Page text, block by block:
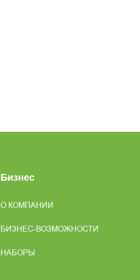
Бизнес
О КОМПАНИИ
БИЗНЕС-ВОЗМОЖНОСТИ
НАБОРЫ